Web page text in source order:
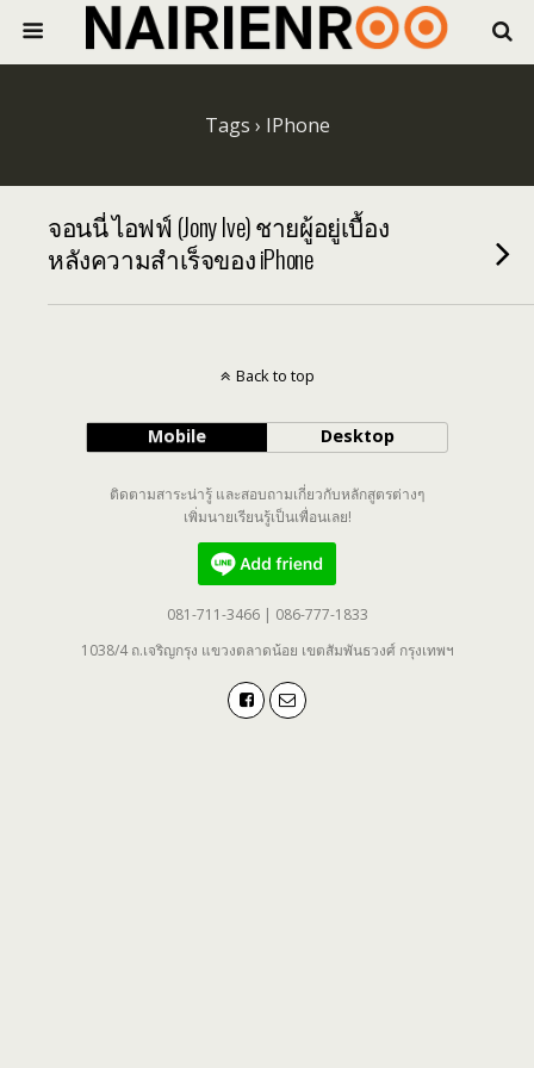
Tags › IPhone
จอนนี่ ไอฟฟ์ (Jony Ive) ชายผู้อยู่เบื้อง
หลังความสำเร็จของ iPhone
Back to top
Mobile Desktop
ติดตามสาระน่ารู้ และสอบถามเกี่ยวกับหลักสูตรต่างๆ
เพิ่มนายเรียนรู้เป็นเพื่อนเลย!
081-711-3466 | 086-777-1833
1038/4 ถ.เจริญกรุง แขวงตลาดน้อย เขตสัมพันธวงศ์ กรุงเทพฯ